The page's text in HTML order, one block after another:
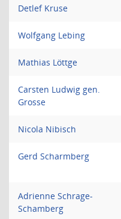
Detlef Kruse
Wolfgang Lebing
Mathias Löttge
Carsten Ludwig gen.
Grosse
Nicola Nibisch
Gerd Scharmberg
Adrienne Schrage-
Schamberg